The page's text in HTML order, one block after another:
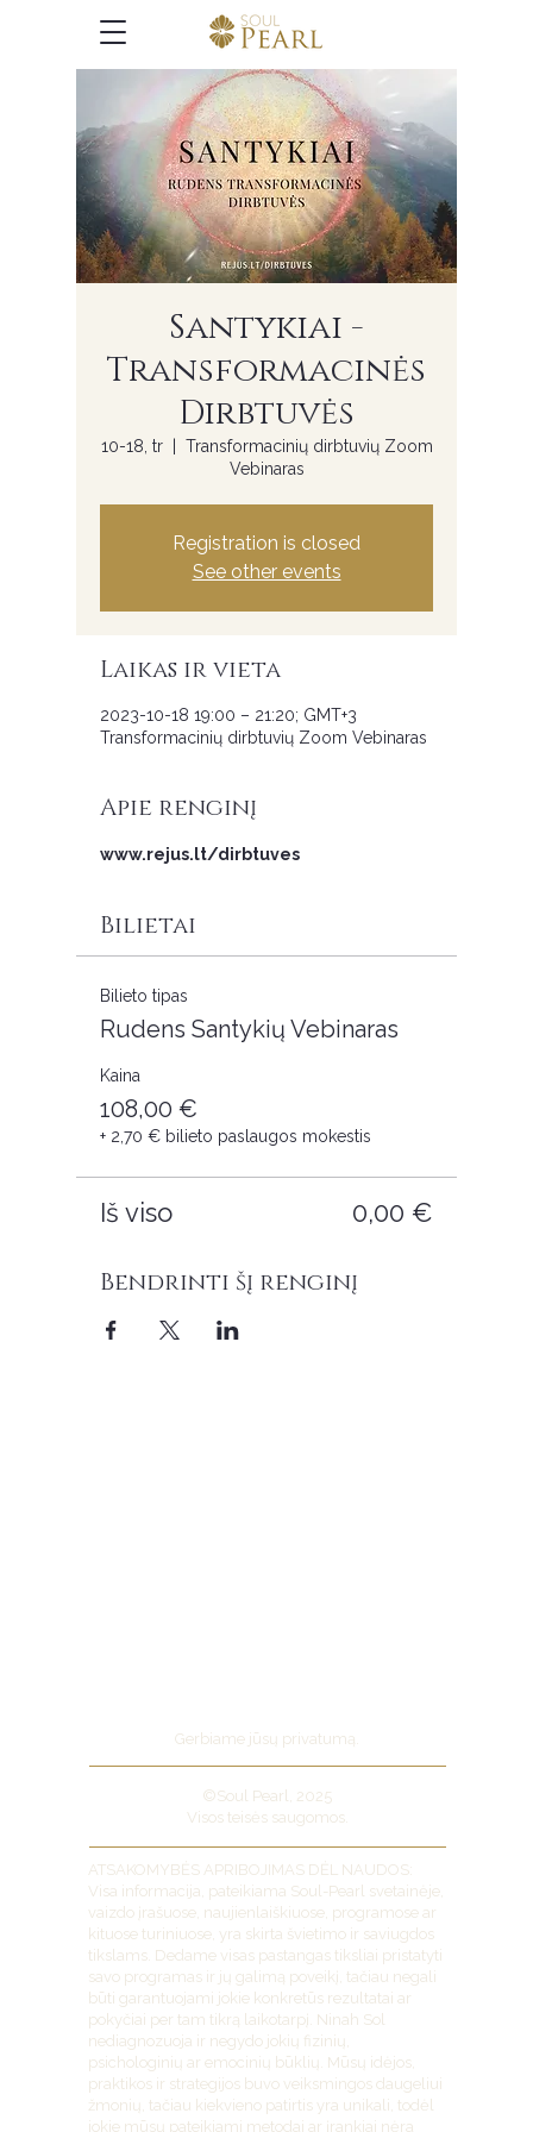
Santykiai -
Transformacinės
Dirbtuvės
10-18, tr
  |
Transformacinių dirbtuvių Zoom
Vebinaras
Registration is closed
See other events
Laikas ir vieta
2023-10-18 19:00 – 21:20; GMT+3
Transformacinių dirbtuvių Zoom Vebinaras
Apie renginį
www.rejus.lt/dirbtuves
Bilietai
Bilieto tipas
Rudens Santykių Vebinaras
Kaina
108,00 €
+ 2,70 € bilieto paslaugos mokestis
Iš viso 0,00 €
Bendrinti šį renginį
Gerbiame jūsų privatumą.
©Soul Pearl, 2025
Visos teisės saugomos.
ATSAKOMYBĖS APRIBOJIMAS DĖL NAUDOS:
Visa informacija, pateikiama Soul-Pearl svetainėje,
vaizdo įrašuose, naujienlaiškiuose, programose ar
kituose turiniuose, yra skirta švietimo ir saviugdos
tikslams. Dedame visas pastangas tiksliai pristatyti
savo programas ir jų galimą poveikį, tačiau negali
būti garantuojami jokie konkretūs rezultatai ar
pokyčiai per tam tikrą laikotarpį. Ninah Sol
nediagnozuoja ir negydo jokių fizinių,
psichologinių ar emocinių būklių. Mūsų idėjos,
praktikos ir strategijos buvo veiksmingos daugeliui
žmonių, tačiau kiekvieno patirtis yra unikali, todėl
jokie mūsų pateikiami metodai ar įrankiai nėra